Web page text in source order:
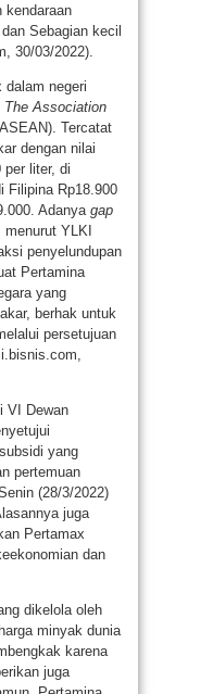
kendaraan
Sebagian kecil
30/03/2022).
dalam negeri
The Association
Tercatat
dengan nilai
per liter, di
Filipina Rp18.900
Adanyagap
YLKI
penyelundupan
Pertamina
yang
berhak untuk
persetujuan
VI Dewan
yang
pertemuan
(28/3/2022)
juga
Pertamax
dan
dikelola oleh
minyak dunia
karena
juga